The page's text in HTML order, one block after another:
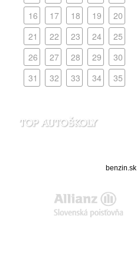
benzin.sk